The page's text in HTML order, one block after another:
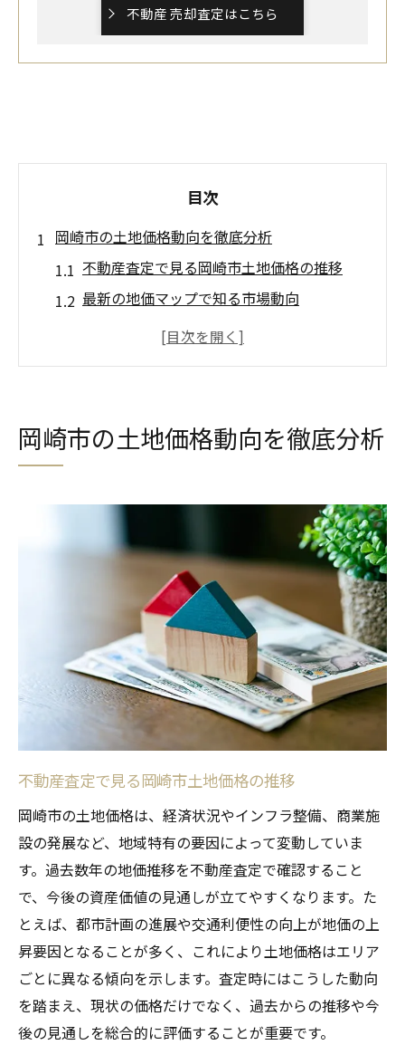
不動産 売却査定はこちら
目次
岡崎市の土地価格動向を徹底分析
不動産査定で見る岡崎市土地価格の推移
最新の地価マップで知る市場動向
岡崎市土地価格相場と公示価格の関係を解
法
性
岡崎市の公示価格と坪単価の変化を解説
不動産査定で把握する土地相場の読み方
地価推移を比較するためのおすすめ査定法
岡崎市地価上昇の背景と今後の見通し
査定が示す実際の土地価格トレンドとは
過去の坪単価データから資産価値を分析
地価マップから読み解く岡崎市相場
地価マップと不動産査定の活用ポイント
岡崎市土地価格相場を地図で徹底比較
地価推移を見極めるためのマップ分析法
公示価格から見るエリアごとの特徴
マップでわかる地価上昇エリアの選び方
不動産査定で地価マップを有効活用する方
法
土地価格を見極めるなら査定が重要
不動産査定が示す土地価格判断の基準
岡崎市の土地価格動向を徹底分析
不動産査定で見る岡崎市土地価格の推移
岡崎市の土地価格は、経済状況やインフラ整備、商業施
設の発展など、地域特有の要因によって変動していま
す。過去数年の地価推移を不動産査定で確認すること
で、今後の資産価値の見通しが立てやすくなります。た
とえば、都市計画の進展や交通利便性の向上が地価の上
昇要因となることが多く、これにより土地価格はエリア
ごとに異なる傾向を示します。査定時にはこうした動向
を踏まえ、現状の価格だけでなく、過去からの推移や今
後の見通しを総合的に評価することが重要です。